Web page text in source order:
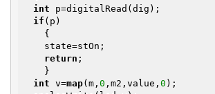
int p=digitalRead(dig);
if (p)
return ;
int v=map(m, 0 ,m2,value, 0 );